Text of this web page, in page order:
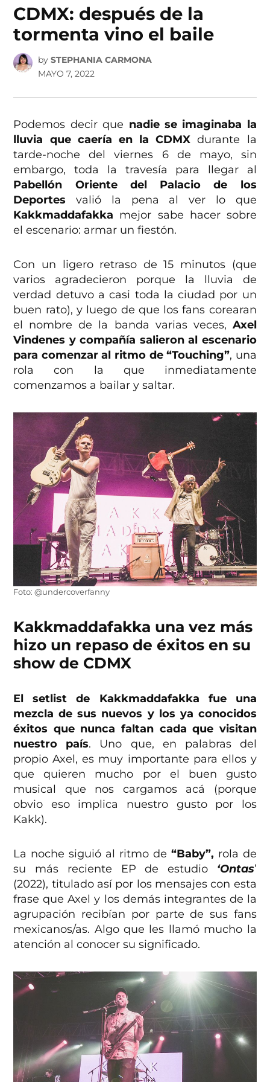
CDMX: después de la
tormenta vino el baile
by STEPHANIA CARMONA
MAYO 7, 2022
Podemos decir que nadie se imaginaba la
lluvia que caería en la CDMX durante la
tarde-noche del viernes 6 de mayo, sin
embargo, toda la travesía para llegar al
Pabellón Oriente del Palacio de los
Deportes valió la pena al ver lo que
Kakkmaddafakka mejor sabe hacer sobre
el escenario: armar un fiestón.
Con un ligero retraso de 15 minutos (que
varios agradecieron porque la lluvia de
verdad detuvo a casi toda la ciudad por un
buen rato), y luego de que los fans corearan
el nombre de la banda varias veces, Axel
Vindenes y compañía salieron al escenario
para comenzar al ritmo de “Touching”, una
rola con la que inmediatamente
comenzamos a bailar y saltar.
Foto: @undercoverfanny
Kakkmaddafakka una vez más
hizo un repaso de éxitos en su
show de CDMX
El setlist de Kakkmaddafakka fue una
mezcla de sus nuevos y los ya conocidos
éxitos que nunca faltan cada que visitan
nuestro país. Uno que, en palabras del
propio Axel, es muy importante para ellos y
que quieren mucho por el buen gusto
musical que nos cargamos acá (porque
obvio eso implica nuestro gusto por los
Kakk).
La noche siguió al ritmo de “Baby”, rola de
su más reciente EP de estudio ‘Ontas’
(2022), titulado así por los mensajes con esta
frase que Axel y los demás integrantes de la
agrupación recibían por parte de sus fans
mexicanos/as. Algo que les llamó mucho la
atención al conocer su significado.